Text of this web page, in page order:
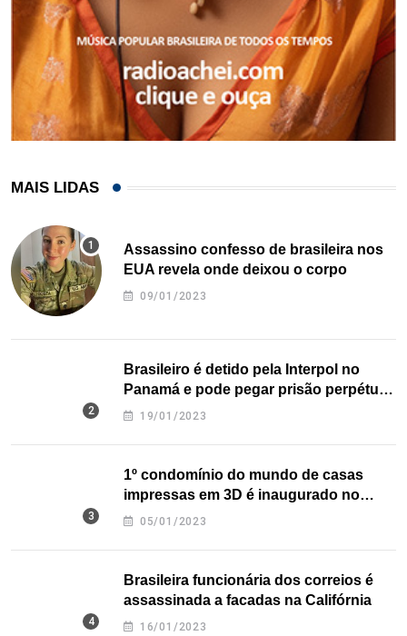
MAIS LIDAS
Assassino confesso de brasileira nos
EUA revela onde deixou o corpo
09/01/2023
Brasileiro é detido pela Interpol no
Panamá e pode pegar prisão perpétua
nos EUA
19/01/2023
1º condomínio do mundo de casas
impressas em 3D é inaugurado no
Texas
05/01/2023
Brasileira funcionária dos correios é
assassinada a facadas na Califórnia
16/01/2023